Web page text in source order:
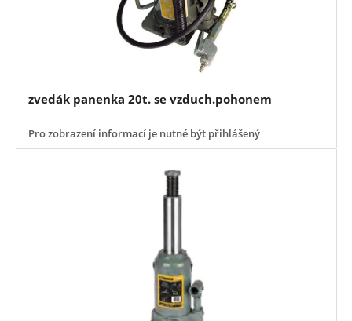
zvedák panenka 20t. se vzduch.pohonem
Pro zobrazení informací je nutné být přihlášený